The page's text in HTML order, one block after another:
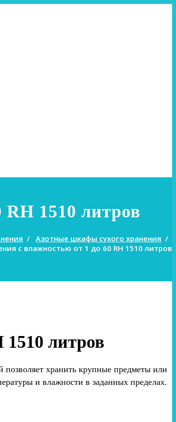
1510 литров
/ Азотные шкафы сухого хранения /
с влажностью от 1 до 60 RH 1510 литров
литров
хранить крупные предметы или
и влажности в заданных пределах.